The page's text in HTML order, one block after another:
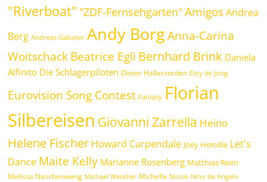
"Riverboat" "ZDF-Fernsehgarten" Amigos Andrea
Berg Andreas Gabalier Andy Borg Anna-Carina
WoitschackBeatrice Egli Bernhard Brink Daniela
Alfinito Die Schlagerpiloten Dieter Hallervorden Eloy de Jong
Eurovision Song Contest Fantasy Florian
Silbereisen Giovanni Zarrella Heino
Helene Fischer Howard Carpendale Joey Heindle Let's
Dance Maite Kelly Marianne Rosenberg Matthias Reim
Melissa Naschenweng Michael Wendler Michelle Nicole Nino de Angelo